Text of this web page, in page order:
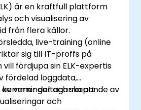
är en kraftfull plattform
och visualisering av
från flera källor.
live-training (online
sig till IT-proffs på
fördjupa sin ELK-expertis
fördelad loggdata,
varningar och skapande av
och
kommer deltagarna att